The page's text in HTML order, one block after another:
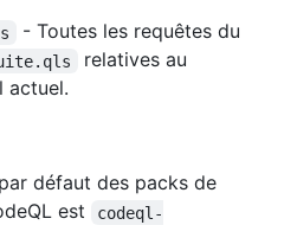
- Toutes les requêtes du
relatives au
actuel.
défaut des packs de
est
codeql-